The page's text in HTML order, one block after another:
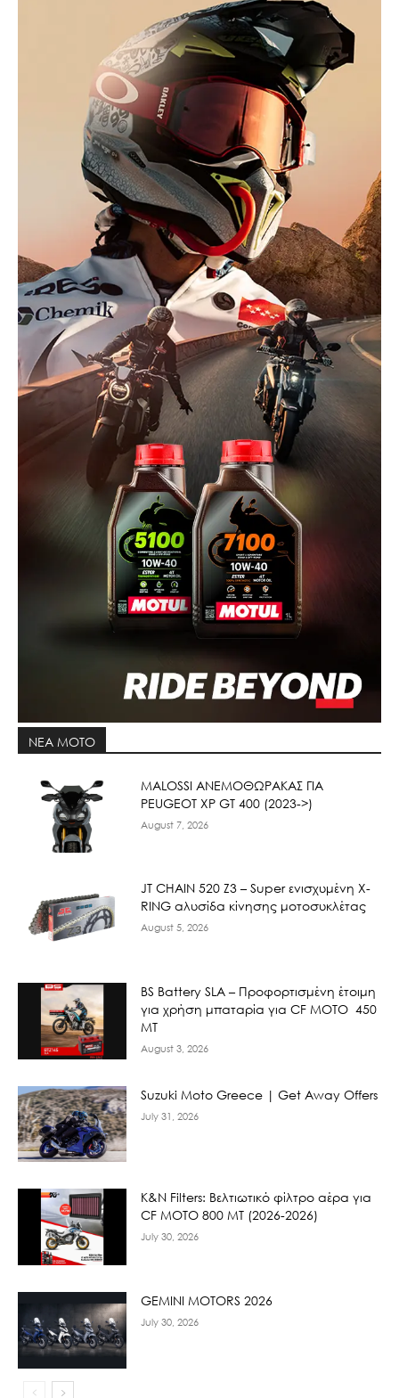
ΝΕΑ MOTO
ΜΑLOSSI ΑΝΕΜΟΘΩΡΑΚΑΣ ΓΙΑ
PEUGEOT XP GT 400 (2023->)
August 7, 2026
JT CHAIN 520 Ζ3 – Super ενισχυμένη X-
RING αλυσίδα κίνησης μοτοσυκλέτας
August 5, 2026
BS Battery SLA – Προφορτισμένη έτοιμη
για χρήση μπαταρία για CF MOTO 450
MT
August 3, 2026
Suzuki Moto Greece | Get Away Offers
July 31, 2026
K&N Filters: Βελτιωτικό φίλτρο αέρα για
CF ΜΟΤΟ 800 ΜΤ (2026-2026)
July 30, 2026
GEMINI MOTORS 2026
July 30, 2026